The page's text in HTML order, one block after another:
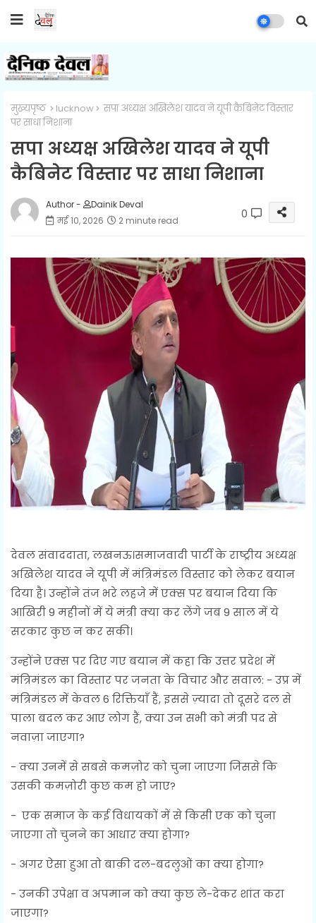
मुख्यपृष्ठ lucknow
सपा अध्यक्ष अखिलेश यादव ने यूपी कैबिनेट विस्तार
पर साधा निशाना
सपा अध्यक्ष अखिलेश यादव ने यूपी
कैबिनेट विस्तार पर साधा निशाना
Author -
Dainik Deval
मई 10, 2026
2 minute read 0
देवल संवाददाता, लखनऊ।समाजवादी पार्टी के राष्ट्रीय अध्यक्ष
अखिलेश यादव ने यूपी में मंत्रिमंडल विस्तार को लेकर बयान
दिया है। उन्होंने तंज भरे लहजे में एक्स पर बयान दिया कि
आखिरी 9 महीनों में ये मंत्री क्या कर लेंगे जब 9 साल में ये
सरकार कुछ न कर सकी।
उन्होंने एक्स पर दिए गए बयान में कहा कि उत्तर प्रदेश में
मंत्रिमंडल का विस्तार पर जनता के विचार और सवाल: - उप्र में
मंत्रिमंडल में केवल 6 रिक्तियाँ हैं, इससे ज़्यादा तो दूसरे दल से
पाला बदल कर आए लोग हैं, क्या उन सभी को मंत्री पद से
नवाज़ा जाएगा?
- क्या उनमें से सबसे कमज़ोर को चुना जाएगा जिससे कि
उसकी कमज़ोरी कुछ कम हो जाए?
- एक समाज के कई विधायकों में से किसी एक को चुना
जाएगा तो चुनने का आधार क्या होगा?
- अगर ऐसा हुआ तो बाक़ी दल-बदलुओं का क्या होगा?
- उनकी उपेक्षा व अपमान को क्या कुछ ले-देकर शांत करा
जाएगा?